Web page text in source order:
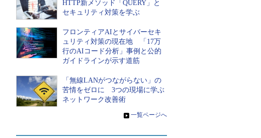
HTTP新メソッド「QUERY」と
セキュリティ対策を学ぶ
フロンティアAIとサイバーセキ
ュリティ対策の現在地 「17万
行のAIコード分析」事例と公的
ガイドラインが示す道筋
「無線LANがつながらない」の
苦情をゼロに 3つの現場に学ぶ
ネットワーク改善術
» 一覧ページへ